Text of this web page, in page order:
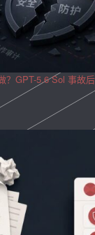
？GPT-5.6 Sol 事故